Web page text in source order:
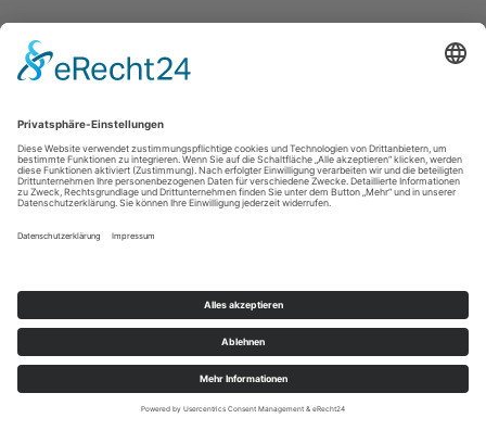
Penzlin | Tel: 03962 - 22 10 88 |
|Impressum|Datenschutz|Widerruf| |
Cookie-Einstellungen